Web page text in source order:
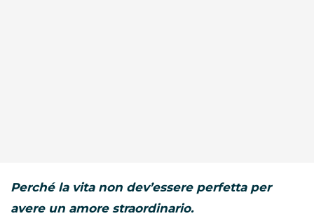
Perché la vita non dev’essere perfetta per
avere un amore straordinario.